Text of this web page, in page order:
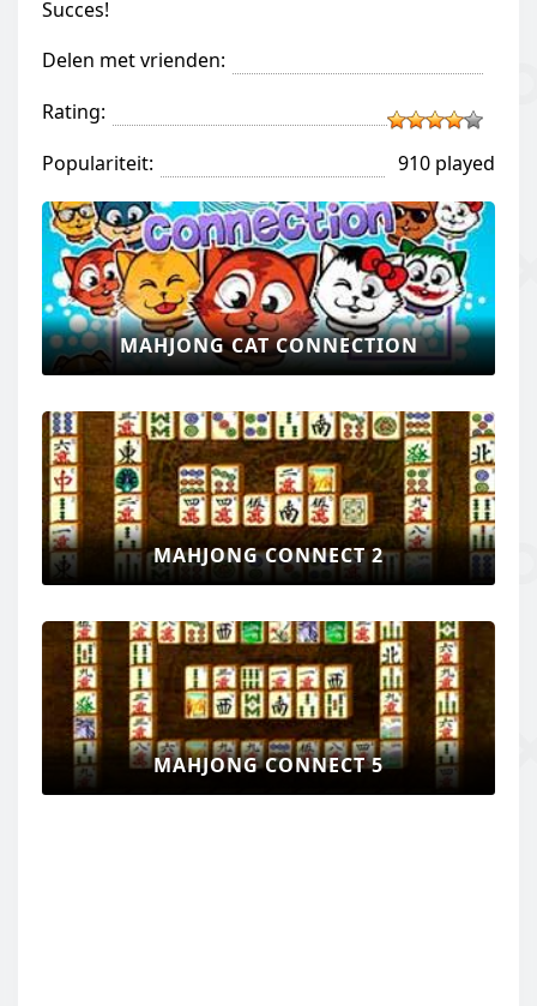
Succes!
Delen met vrienden:
Rating:
Populariteit:
910 played
MAHJONG CAT CONNECTION
MAHJONG CONNECT 2
MAHJONG CONNECT 5